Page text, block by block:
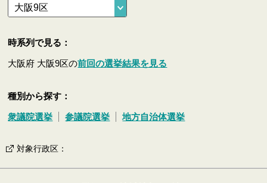
時系列で見る：
大阪府 大阪9区の前回の選挙結果を見る
種別から探す：
衆議院選挙 参議院選挙 地方自治体選挙
対象行政区 ：